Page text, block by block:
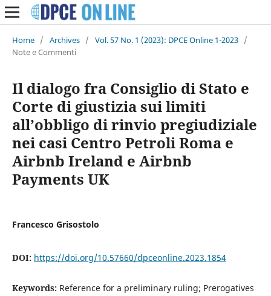
Home / Archives / Vol. 57 No. 1 (2023): DPCE Online 1-2023 /
Note e Commenti
Il dialogo fra Consiglio di Stato e
Corte di giustizia sui limiti
all’obbligo di rinvio pregiudiziale
nei casi Centro Petroli Roma e
Airbnb Ireland e Airbnb
Payments UK
Francesco Grisostolo
DOI: https://doi.org/10.57660/dpceonline.2023.1854
Keywords: Reference for a preliminary ruling; Prerogatives